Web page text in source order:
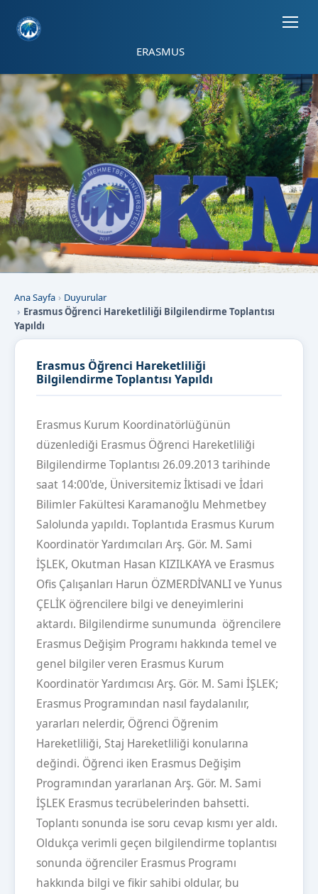
ERASMUS
Ana Sayfa
Duyurular
Erasmus Öğrenci Hareketliliği Bilgilendirme Toplantısı
Yapıldı
Erasmus Öğrenci Hareketliliği
Bilgilendirme Toplantısı Yapıldı
Erasmus Kurum Koordinatörlüğünün
düzenlediği Erasmus Öğrenci Hareketliliği
Bilgilendirme Toplantısı 26.09.2013 tarihinde
saat 14:00'de, Üniversitemiz İktisadi ve İdari
Bilimler Fakültesi Karamanoğlu Mehmetbey
Salolunda yapıldı. Toplantıda Erasmus Kurum
Koordinatör Yardımcıları Arş. Gör. M. Sami
İŞLEK, Okutman Hasan KIZILKAYA ve Erasmus
Ofis Çalışanları Harun ÖZMERDİVANLI ve Yunus
ÇELİK öğrencilere bilgi ve deneyimlerini
aktardı. Bilgilendirme sunumunda öğrencilere
Erasmus Değişim Programı hakkında temel ve
genel bilgiler veren Erasmus Kurum
Koordinatör Yardımcısı Arş. Gör. M. Sami İŞLEK;
Erasmus Programından nasıl faydalanılır,
yararları nelerdir, Öğrenci Öğrenim
Hareketliliği, Staj Hareketliliği konularına
değindi. Öğrenci iken Erasmus Değişim
Programından yararlanan Arş. Gör. M. Sami
İŞLEK Erasmus tecrübelerinden bahsetti.
Toplantı sonunda ise soru cevap kısmı yer aldı.
Oldukça verimli geçen bilgilendirme toplantısı
sonunda öğrenciler Erasmus Programı
hakkında bilgi ve fikir sahibi oldular, bu